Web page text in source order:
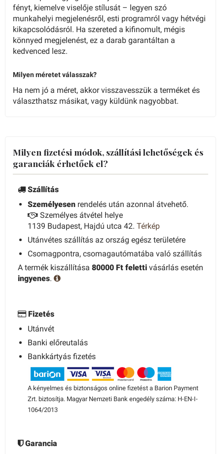
fényt, kiemelve viselője stílusát – legyen szó
munkahelyi megjelenésről, esti programról vagy hétvégi
kikapcsolódásról. Ha szereted a kifinomult, mégis
könnyed megjelenést, ez a darab garantáltan a
kedvenced lesz.
Milyen méretet válasszak?
Ha nem jó a méret, akkor visszavesszük a terméket és
választhatsz másikat, vagy küldünk nagyobbat.
Milyen fizetési módok, szállítási lehetőségek és
garanciák érhetőek el?
Szállítás
Személyesen rendelés után azonnal átvehető.
Személyes átvétel helye
1139 Budapest, Hajdú utca 42. Térkép
Utánvétes szállítás az ország egész területére
Csomagpontra, csomagautómatába való szállítás
A termék kiszállítása 80000 Ft feletti vásárlás esetén
ingyenes.
Fizetés
Utánvét
Banki előreutalás
Bankkártyás fizetés
A kényelmes és biztonságos online fizetést a Barion Payment
Zrt. biztosítja. Magyar Nemzeti Bank engedély száma: H-EN-I-
1064/2013
Garancia